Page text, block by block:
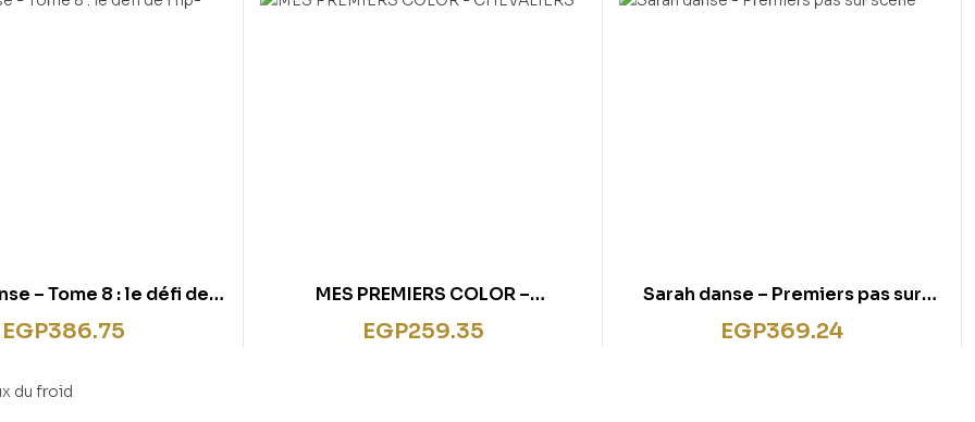
– Tome 8 : le défi de
Hip-Hop
EGP386.75
MES PREMIERS COLOR –
CHEVALIERS
EGP259.35
Sarah danse – Premiers pas sur
scène
EGP369.24